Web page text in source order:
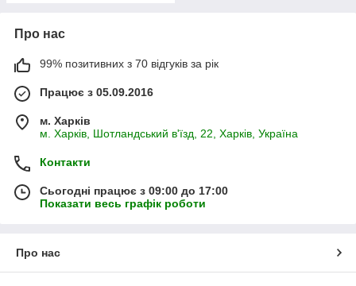
Про нас
99% позитивних з 70 відгуків за рік
Працює з 05.09.2016
м. Харків
м. Харків, Шотландський в'їзд, 22, Харків, Україна
Контакти
Сьогодні працює з 09:00 до 17:00
Показати весь графік роботи
Про нас